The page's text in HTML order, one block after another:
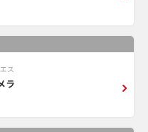
ス
ラ